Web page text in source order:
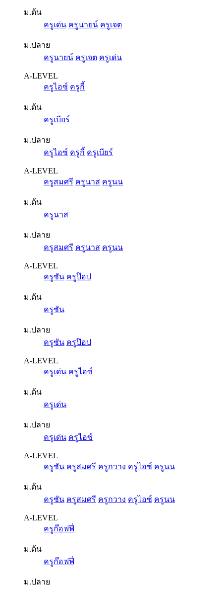
ม.ต้น
ครูเด่น ครูนายน์ ครูเจต
ม.ปลาย
ครูนายน์ ครูเจต ครูเด่น
A-LEVEL
ครูไอซ์ ครูกี้
ม.ต้น
ครูเบียร์
ม.ปลาย
ครูไอซ์ ครูกี้ ครูเบียร์
A-LEVEL
ครูสมศรี ครูนาส ครูนน
ม.ต้น
ครูนาส
ม.ปลาย
ครูสมศรี ครูนาส ครูนน
A-LEVEL
ครูซัน ครูป๊อป
ม.ต้น
ครูซัน
ม.ปลาย
ครูซัน ครูป๊อป
A-LEVEL
ครูเด่น ครูไอซ์
ม.ต้น
ครูเด่น
ม.ปลาย
ครูเด่น ครูไอซ์
A-LEVEL
ครูซัน ครูสมศรี ครูกวาง ครูไอซ์ ครูนน
ม.ต้น
ครูซัน ครูสมศรี ครูกวาง ครูไอซ์ ครูนน
A-LEVEL
ครูก๊อฟฟี่
ม.ต้น
ครูก๊อฟฟี่
ม.ปลาย